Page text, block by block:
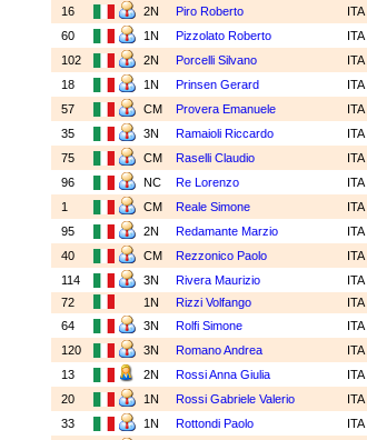
16
2N Piro Roberto ITA
60
1N Pizzolato Roberto ITA
102
2N Porcelli Silvano ITA
18
1N Prinsen Gerard ITA
57
CM Provera Emanuele ITA
35
3N Ramaioli Riccardo ITA
75
CM Raselli Claudio ITA
96
NC Re Lorenzo ITA
1
CM Reale Simone ITA
95
2N Redamante Marzio ITA
40
CM Rezzonico Paolo ITA
114
3N Rivera Maurizio ITA
72
1N Rizzi Volfango ITA
64
3N Rolfi Simone ITA
120
3N Romano Andrea ITA
13
2N Rossi Anna Giulia ITA
20
1N Rossi Gabriele Valerio ITA
33
1N Rottondi Paolo ITA